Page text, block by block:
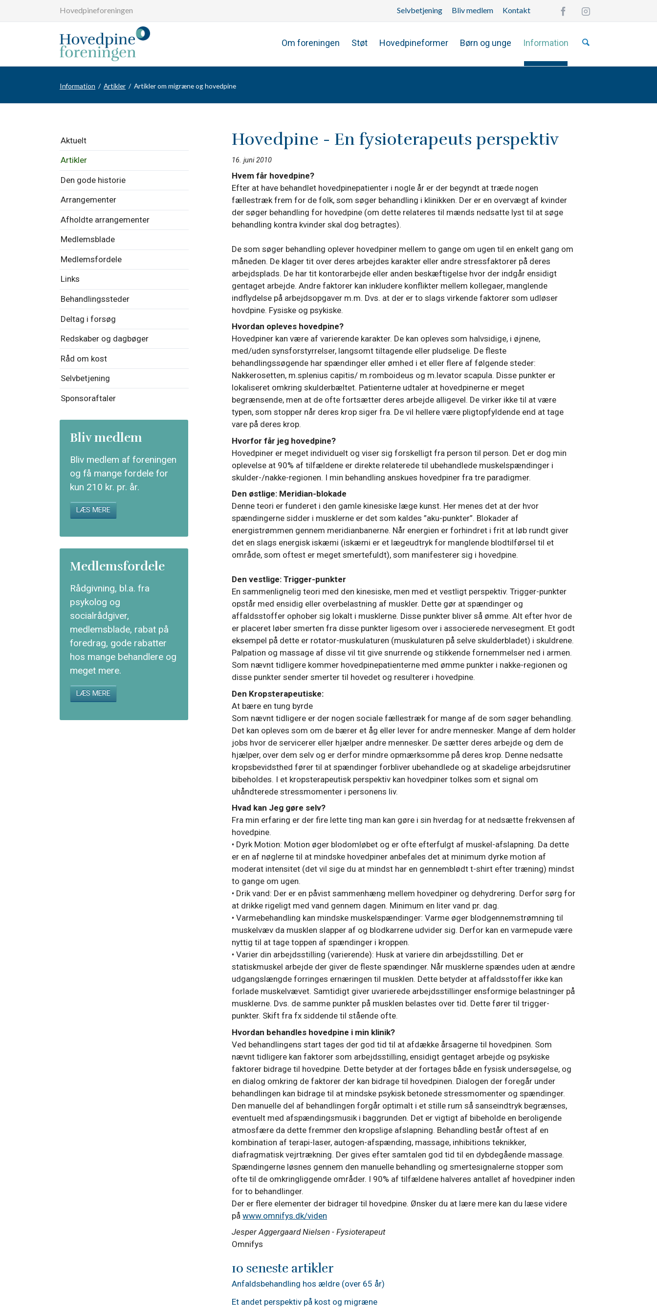
Hovedpineforeningen Selvbetjening Bliv medlem Kontakt
navigationen
Om foreningen Støt Hovedpineformer Børn og unge Information
Information Artikler Artikler om migræne og hovedpine
Hovedpine - En fysioterapeuts perspektiv
16. juni 2010
Hvem får hovedpine?
Efter at have behandlet hovedpinepatienter i nogle år er der begyndt at træde nogen
fællestræk frem for de folk, som søger behandling i klinikken. Der er en overvægt af kvinder
der søger behandling for hovedpine (om dette relateres til mænds nedsatte lyst til at søge
behandling kontra kvinder skal dog betragtes).
De som søger behandling oplever hovedpiner mellem to gange om ugen til en enkelt gang om
måneden. De klager tit over deres arbejdes karakter eller andre stressfaktorer på deres
arbejdsplads. De har tit kontorarbejde eller anden beskæftigelse hvor der indgår ensidigt
gentaget arbejde. Andre faktorer kan inkludere konflikter mellem kollegaer, manglende
indflydelse på arbejdsopgaver m.m. Dvs. at der er to slags virkende faktorer som udløser
hovdpine. Fysiske og psykiske.
Hvordan opleves hovedpine?
Hovedpiner kan være af varierende karakter. De kan opleves som halvsidige, i øjnene,
med/uden synsforstyrrelser, langsomt tiltagende eller pludselige. De fleste
behandlingssøgende har spændinger eller ømhed i et eller flere af følgende steder:
Nakkerosetten, m.splenius capitis/ m.romboideus og m.levator scapula. Disse punkter er
lokaliseret omkring skulderbæltet. Patienterne udtaler at hovedpinerne er meget
begrænsende, men at de ofte fortsætter deres arbejde alligevel. De virker ikke til at være
typen, som stopper når deres krop siger fra. De vil hellere være pligtopfyldende end at tage
vare på deres krop.
Hvorfor får jeg hovedpine?
Hovedpiner er meget individuelt og viser sig forskelligt fra person til person. Det er dog min
oplevelse at 90% af tilfældene er direkte relaterede til ubehandlede muskelspændinger i
skulder-/nakke-regionen. I min behandling anskues hovedpiner fra tre paradigmer.
Den østlige: Meridian-blokade
Denne teori er funderet i den gamle kinesiske læge kunst. Her menes det at der hvor
spændingerne sidder i musklerne er det som kaldes ”aku-punkter”. Blokader af
energistrømmen gennem meridianbanerne. Når energien er forhindret i frit at løb rundt giver
det en slags energisk iskæmi (iskæmi er et lægeudtryk for manglende blodtilførsel til et
område, som oftest er meget smertefuldt), som manifesterer sig i hovedpine.
Den vestlige: Trigger-punkter
En sammenlignelig teori med den kinesiske, men med et vestligt perspektiv. Trigger-punkter
opstår med ensidig eller overbelastning af muskler. Dette gør at spændinger og
affaldsstoffer ophober sig lokalt i musklerne. Disse punkter bliver så ømme. Alt efter hvor de
er placeret løber smerten fra disse punkter ligesom over i associerede nervesegment. Et godt
eksempel på dette er rotator-muskulaturen (muskulaturen på selve skulderbladet) i skuldrene.
Palpation og massage af disse vil tit give snurrende og stikkende fornemmelser ned i armen.
Som nævnt tidligere kommer hovedpinepatienterne med ømme punkter i nakke-regionen og
disse punkter sender smerter til hovedet og resulterer i hovedpine.
Den Kropsterapeutiske:
At bære en tung byrde
Som nævnt tidligere er der nogen sociale fællestræk for mange af de som søger behandling.
Det kan opleves som om de bærer et åg eller lever for andre mennesker. Mange af dem holder
jobs hvor de servicerer eller hjælper andre mennesker. De sætter deres arbejde og dem de
hjælper, over dem selv og er derfor mindre opmærksomme på deres krop. Denne nedsatte
kropsbevidsthed fører til at spændinger forbliver ubehandlede og at skadelige arbejdsrutiner
bibeholdes. I et kropsterapeutisk perspektiv kan hovedpiner tolkes som et signal om
uhåndterede stressmomenter i personens liv.
Hvad kan Jeg gøre selv?
Fra min erfaring er der fire lette ting man kan gøre i sin hverdag for at nedsætte frekvensen af
hovedpine.
• Dyrk Motion: Motion øger blodomløbet og er ofte efterfulgt af muskel-afslapning. Da dette
er en af nøglerne til at mindske hovedpiner anbefales det at minimum dyrke motion af
moderat intensitet (det vil sige du at mindst har en gennemblødt t-shirt efter træning) mindst
to gange om ugen.
• Drik vand: Der er en påvist sammenhæng mellem hovedpiner og dehydrering. Derfor sørg for
at drikke rigeligt med vand gennem dagen. Minimum en liter vand pr. dag.
• Varmebehandling kan mindske muskelspændinger: Varme øger blodgennemstrømning til
muskelvæv da musklen slapper af og blodkarrene udvider sig. Derfor kan en varmepude være
nyttig til at tage toppen af spændinger i kroppen.
• Varier din arbejdsstilling (varierende): Husk at variere din arbejdsstilling. Det er
statiskmuskel arbejde der giver de fleste spændinger. Når musklerne spændes uden at ændre
udgangslængde forringes ernæringen til musklen. Dette betyder at affaldsstoffer ikke kan
forlade muskelvævet. Samtidigt giver uvarierede arbejdsstillinger ensformige belastninger på
musklerne. Dvs. de samme punkter på musklen belastes over tid. Dette fører til trigger-
punkter. Skift fra fx siddende til stående ofte.
Hvordan behandles hovedpine i min klinik?
Ved behandlingens start tages der god tid til at afdække årsagerne til hovedpinen. Som
nævnt tidligere kan faktorer som arbejdsstilling, ensidigt gentaget arbejde og psykiske
faktorer bidrage til hovedpine. Dette betyder at der fortages både en fysisk undersøgelse, og
en dialog omkring de faktorer der kan bidrage til hovedpinen. Dialogen der foregår under
behandlingen kan bidrage til at mindske psykisk betonede stressmomenter og spændinger.
Den manuelle del af behandlingen forgår optimalt i et stille rum så sanseindtryk begrænses,
eventuelt med afspændingsmusik i baggrunden. Det er vigtigt af bibeholde en beroligende
atmos­fære da dette fremmer den kropslige afslapning. Behandling består oftest af en
kombination af terapi-laser, autogen-afspænding, massage, inhibitions teknikker,
diafragmatisk vejrtrækning. Der gives efter samtalen god tid til en dybdegående massage.
Spændingerne løsnes gennem den manuelle behandling og smertesignalerne stopper som
ofte til de omkringliggende områder. I 90% af tilfældene halveres antallet af hovedpiner inden
for to behandlinger.
Der er flere elementer der bidrager til hovedpine. Ønsker du at lære mere kan du læse videre
på www.omnifys.dk/viden
Jesper Aggergaard Nielsen - Fysioterapeut
Omnifys
10 seneste artikler
Anfaldsbehandling hos ældre (over 65 år)
Et andet perspektiv på kost og migræne
Overspring
navigationen
Aktuelt
Artikler
Den gode historie
Arrangementer
Afholdte arrangementer
Medlemsblade
Medlemsfordele
Links
Behandlingssteder
Deltag i forsøg
Redskaber og dagbøger
Råd om kost
Selvbetjening
Sponsoraftaler
Bliv medlem
Bliv medlem af foreningen
og få mange fordele for
kun 210 kr. pr. år.
LÆS MERE
Medlemsfordele
Rådgivning, bl.a. fra
psykolog og
socialrådgiver,
medlemsblade, rabat på
foredrag, gode rabatter
hos mange behandlere og
meget mere.
LÆS MERE